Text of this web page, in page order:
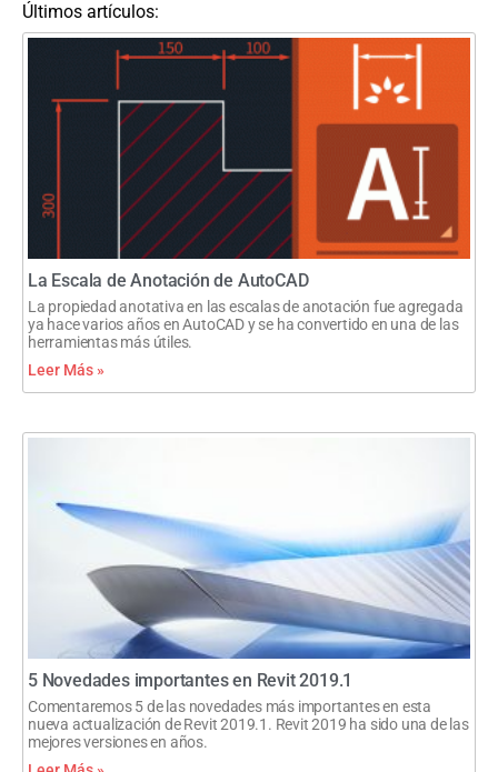
Últimos artículos:
La Escala de Anotación de AutoCAD
La propiedad anotativa en las escalas de anotación fue agregada
ya hace varios años en AutoCAD y se ha convertido en una de las
herramientas más útiles.
Leer Más »
5 Novedades importantes en Revit 2019.1
Comentaremos 5 de las novedades más importantes en esta
nueva actualización de Revit 2019.1. Revit 2019 ha sido una de las
mejores versiones en años.